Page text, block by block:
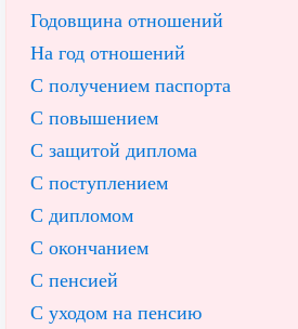
Годовщина отношений
На год отношений
С получением паспорта
С повышением
С защитой диплома
С поступлением
С дипломом
С окончанием
С пенсией
С уходом на пенсию